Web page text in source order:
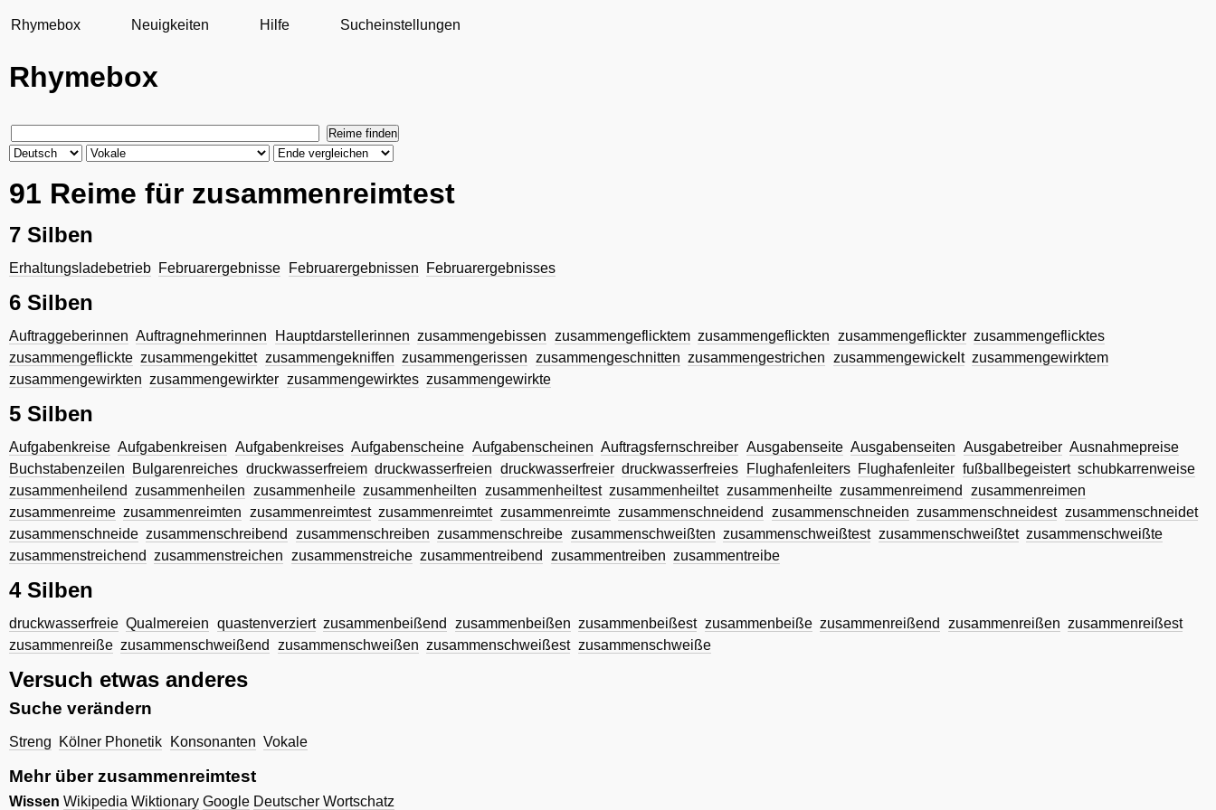
Rhymebox Neuigkeiten Hilfe Sucheinstellungen
Rhymebox
91 Reime für zusammenreimtest
7 Silben
Erhaltungsladebetrieb Februarergebnisse Februarergebnissen Februarergebnisses
6 Silben
Auftraggeberinnen Auftragnehmerinnen Hauptdarstellerinnen zusammengebissen zusammengeflicktem zusammengeflickten zusammengeflickter zusammengeflicktes
zusammengeflickte zusammengekittet zusammengekniffen zusammengerissen zusammengeschnitten zusammengestrichen zusammengewickelt zusammengewirktem
zusammengewirkten zusammengewirkter zusammengewirktes zusammengewirkte
5 Silben
Aufgabenkreise Aufgabenkreisen Aufgabenkreises Aufgabenscheine Aufgabenscheinen Auftragsfernschreiber Ausgabenseite Ausgabenseiten Ausgabetreiber Ausnahmepreise
Buchstabenzeilen
Bulgarenreiches druckwasserfreiem druckwasserfreien druckwasserfreier druckwasserfreies Flughafenleiters Flughafenleiter fußballbegeistert schubkarrenweise
zusammenheilend
zusammenheilen zusammenheile zusammenheilten zusammenheiltest zusammenheiltet zusammenheilte zusammenreimend
zusammenreimen
zusammenreime zusammenreimten zusammenreimtest zusammenreimtet zusammenreimte zusammenschneidend zusammenschneiden zusammenschneidest zusammenschneidet
zusammenschneide zusammenschreibend zusammenschreiben zusammenschreibe zusammenschweißten zusammenschweißtest zusammenschweißtet zusammenschweißte
zusammenstreichend
zusammenstreichen zusammenstreiche zusammentreibend zusammentreiben zusammentreibe
4 Silben
druckwasserfreie Qualmereien quastenverziert zusammenbeißend zusammenbeißen zusammenbeißest zusammenbeiße zusammenreißend zusammenreißen zusammenreißest
zusammenreiße zusammenschweißend zusammenschweißen zusammenschweißest zusammenschweiße
Versuch etwas anderes
Suche verändern
Streng Kölner Phonetik Konsonanten Vokale
Mehr über zusammenreimtest
Wissen Wikipedia Wiktionary Google Deutscher Wortschatz